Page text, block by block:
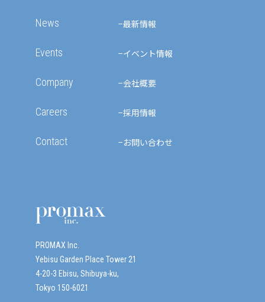
News 最新情報
Events イベント情報
Company 会社概要
Careers 採用情報
Contact お問い合わせ
PROMAX Inc.
Yebisu Garden Place Tower 21
4-20-3 Ebisu, Shibuya-ku,
Tokyo 150-6021